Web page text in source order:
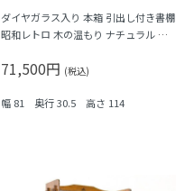
ダイヤガラス入り 本箱 引出し付き書棚
昭和レトロ 木の温もり ナチュラル シ
71,500円 (税込)
幅 81 奥行 30.5 高さ 114